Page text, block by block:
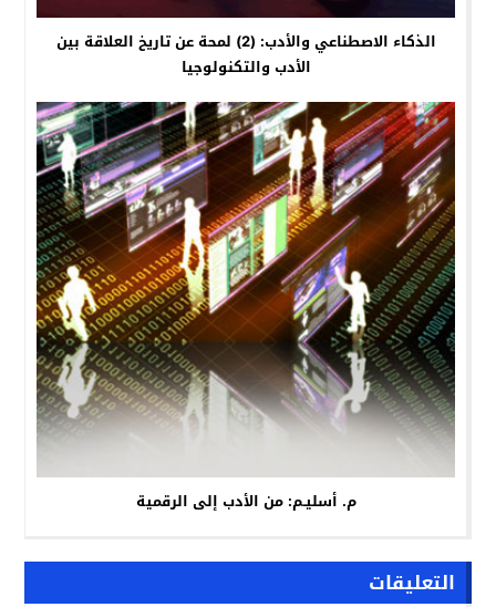
الذكاء الاصطناعي والأدب: (2) لمحة عن تاريخ العلاقة بين
الأدب والتكنولوجيا
م. أسليـم: من الأدب إلى الرقمية
التعليقات